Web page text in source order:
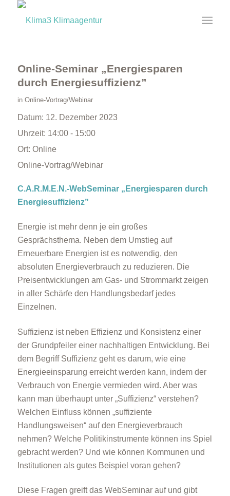
Online-Seminar „Energiesparen
durch Energiesuffizienz”
in Online-Vortrag/Webinar
Datum: 12. Dezember 2023
Uhrzeit: 14:00 - 15:00
Ort: Online
Online-Vortrag/Webinar
C.A.R.M.E.N.-WebSeminar „Energiesparen durch
Energiesuffizienz”
Energie ist mehr denn je ein großes
Gesprächsthema. Neben dem Umstieg auf
Erneuerbare Energien ist es notwendig, den
absoluten Energieverbrauch zu reduzieren. Die
Preisentwicklungen am Gas- und Strommarkt zeigen
in aller Schärfe den Handlungsbedarf jedes
Einzelnen.
Suffizienz ist neben Effizienz und Konsistenz einer
der Grundpfeiler einer nachhaltigen Entwicklung. Bei
dem Begriff Suffizienz geht es darum, wie eine
Energieeinsparung erreicht werden kann, indem der
Verbrauch von Energie vermieden wird. Aber was
kann man überhaupt unter „Suffizienz“ verstehen?
Welchen Einfluss können „suffiziente
Handlungsweisen“ auf den Energieverbrauch
nehmen? Welche Politikinstrumente können ins Spiel
gebracht werden? Und wie können Kommunen und
Institutionen als gutes Beispiel voran gehen?
Diese Fragen greift das WebSeminar auf und gibt